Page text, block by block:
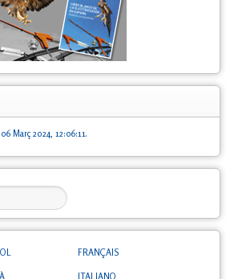
Març 2024, 12:06:11.
FRANÇAIS